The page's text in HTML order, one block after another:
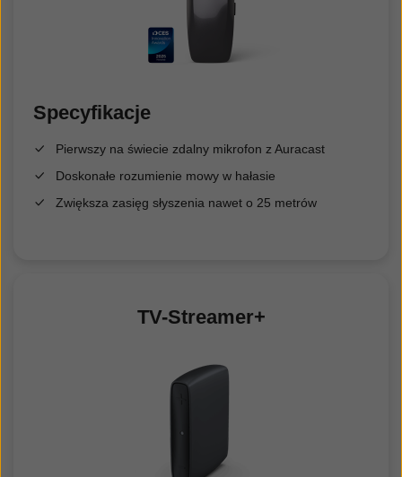
Specyfikacje
Pierwszy na świecie zdalny mikrofon z Auracast
Doskonałe rozumienie mowy w hałasie
Zwiększa zasięg słyszenia nawet o 25 metrów
TV-Streamer+